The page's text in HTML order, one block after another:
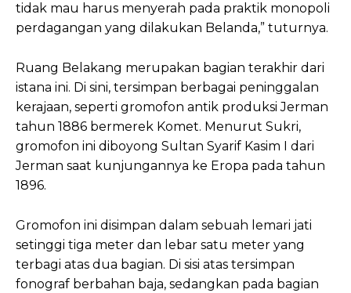
tidak mau harus menyerah pada praktik monopoli
perdagangan yang dilakukan Belanda,” tuturnya.
Ruang Belakang merupakan bagian terakhir dari
istana ini. Di sini, tersimpan berbagai peninggalan
kerajaan, seperti gromofon antik produksi Jerman
tahun 1886 bermerek Komet. Menurut Sukri,
gromofon ini diboyong Sultan Syarif Kasim I dari
Jerman saat kunjungannya ke Eropa pada tahun
1896.
Gromofon ini disimpan dalam sebuah lemari jati
setinggi tiga meter dan lebar satu meter yang
terbagi atas dua bagian. Di sisi atas tersimpan
fonograf berbahan baja, sedangkan pada bagian